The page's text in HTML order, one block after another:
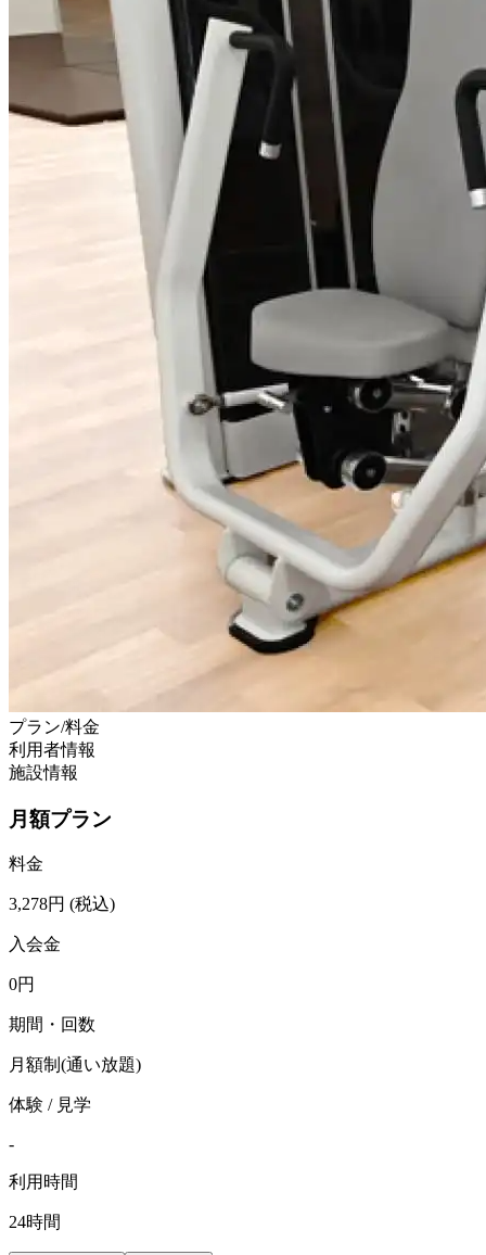
プラン/料金
利用者情報
施設情報
月額プラン
料金
3,278円 (税込)
入会金
0円
期間・回数
月額制(通い放題)
体験 / 見学
-
利用時間
24時間